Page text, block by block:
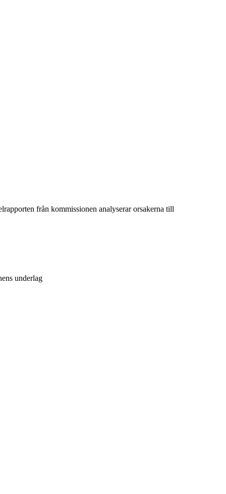
från kommissionen analyserar orsakerna till
underlag